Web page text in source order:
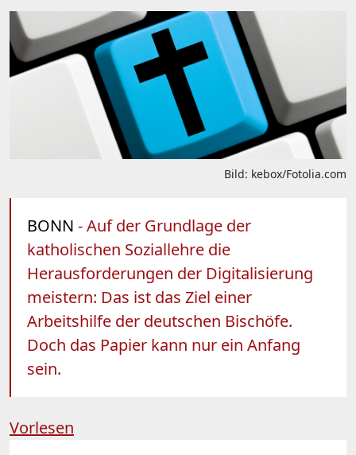
Bild: kebox/Fotolia.com
BONN - Auf der Grundlage der
katholischen Soziallehre die
Herausforderungen der Digitalisierung
meistern: Das ist das Ziel einer
Arbeitshilfe der deutschen Bischöfe.
Doch das Papier kann nur ein Anfang
sein.
Vorlesen